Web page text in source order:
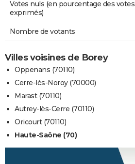
Votes nuls (en pourcentage des votes
exprimés)
Nombre de votants
Villes voisines de Borey
Oppenans (70110)
Cerre-lès-Noroy (70000)
Marast (70110)
Autrey-lès-Cerre (70110)
Oricourt (70110)
Haute-Saône (70)